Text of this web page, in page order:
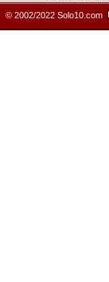
© 2002/2022 Solo10.com